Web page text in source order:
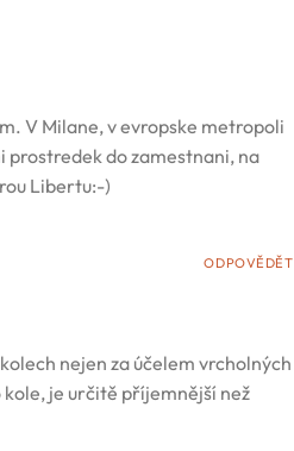
V Milane, v evropske metropoli
prostredek do zamestnani, na
Libertu:-)
ODPOVĚDĚT
nejen za účelem vrcholných
je určitě příjemnější než